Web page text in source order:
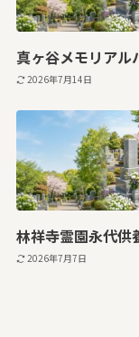
真ヶ谷メモリアル
2026年7月14日
林祥寺霊園永代供
2026年7月7日